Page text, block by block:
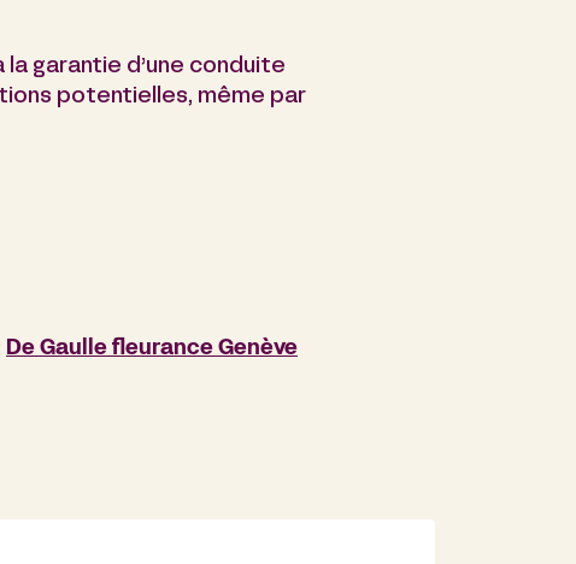
garantie d’une conduite
potentielles, même par
De Gaulle fleurance Genève